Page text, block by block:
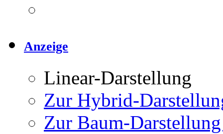
Anzeige
Linear-Darstellung
Zur Hybrid-
Zur Baum-